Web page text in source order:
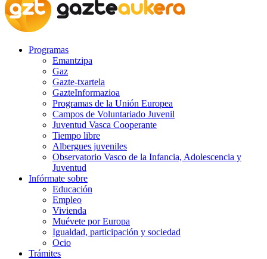
Programas
Emantzipa
Gaz
Gazte-txartela
GazteInformazioa
Programas de la Unión Europea
Campos de Voluntariado Juvenil
Juventud Vasca Cooperante
Tiempo libre
Albergues juveniles
Observatorio Vasco de la Infancia, Adolescencia y
Juventud
Infórmate sobre
Educación
Empleo
Vivienda
Muévete por Europa
Igualdad, participación y sociedad
Ocio
Trámites